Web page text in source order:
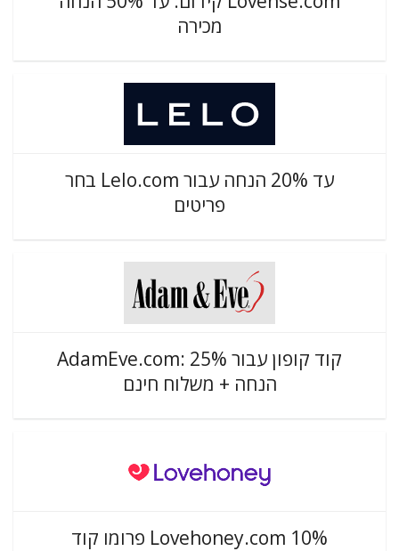
מכירה
עד 20% הנחה עבור Lelo.com בחר
פריטים
קוד קופון עבור AdamEve.com: 25%
הנחה + משלוח חינם
Lovehoney.com 10% פרומו קוד